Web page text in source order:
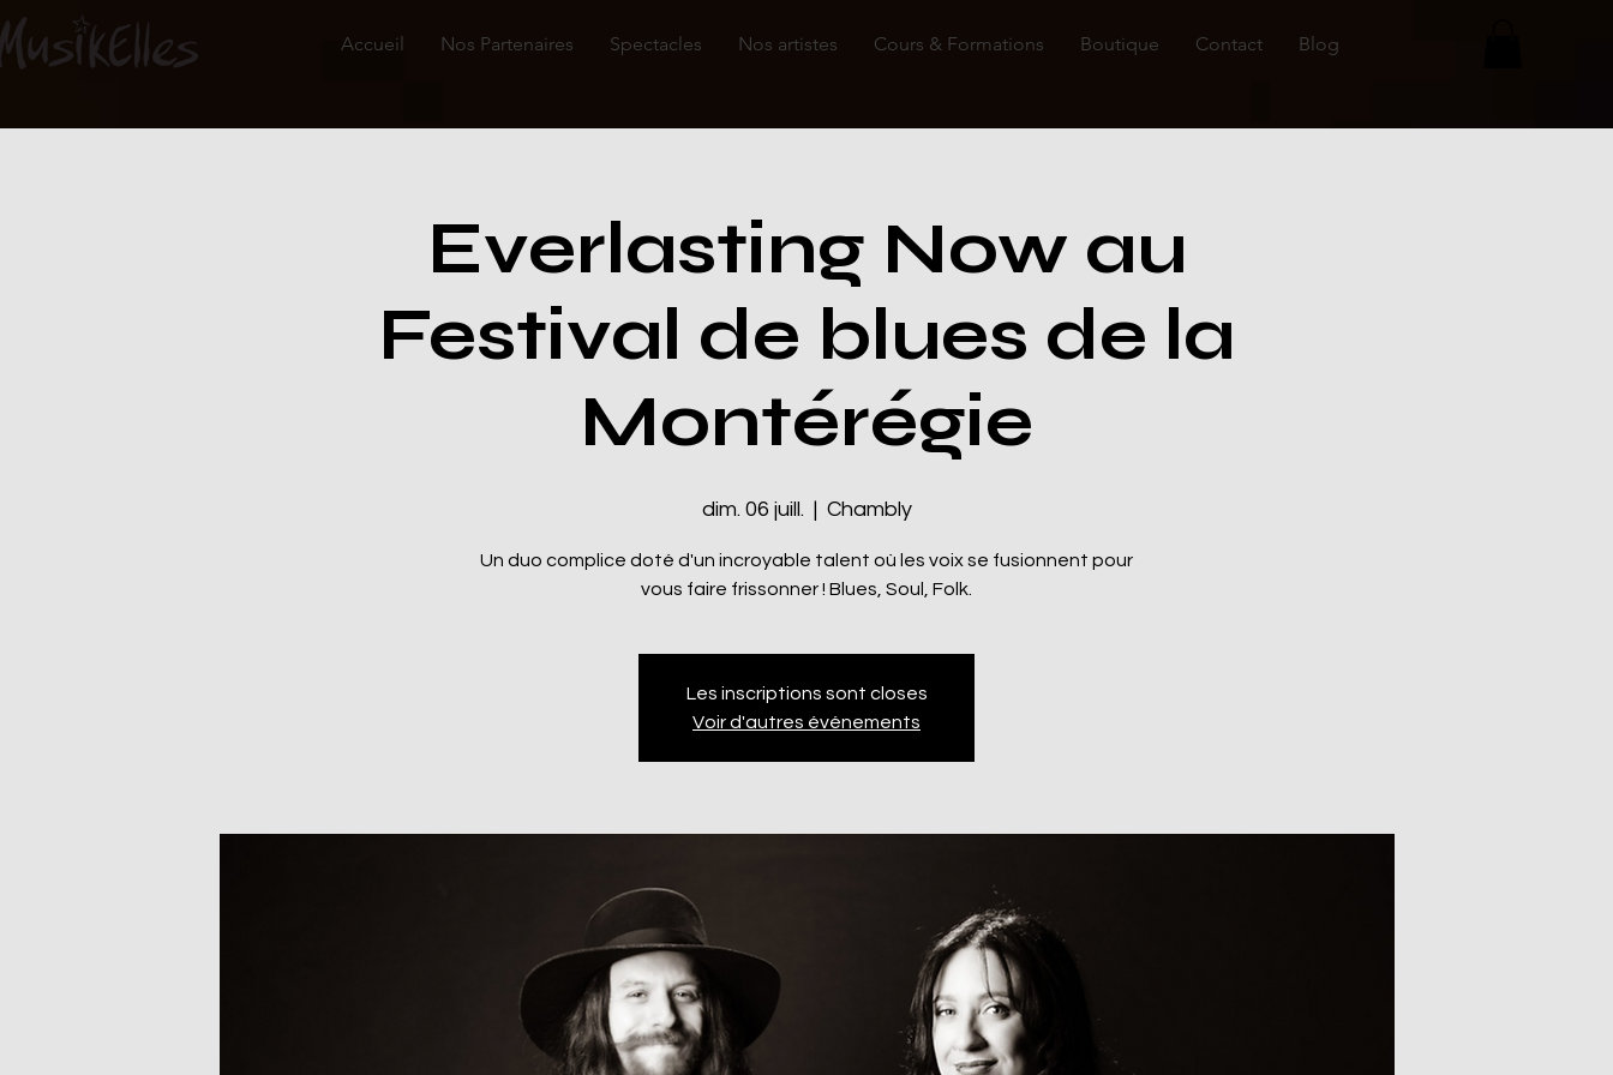
Accueil Nos Partenaires Spectacles Nos artistes Cours & Formations Boutique Contact Blog
Everlasting Now au
Festival de blues de la
Montérégie
dim. 06 juill.
  |
Chambly
Un duo complice doté d'un incroyable talent où les voix se fusionnent pour
vous faire frissonner ! Blues, Soul, Folk.
Les inscriptions sont closes
Voir d'autres événements